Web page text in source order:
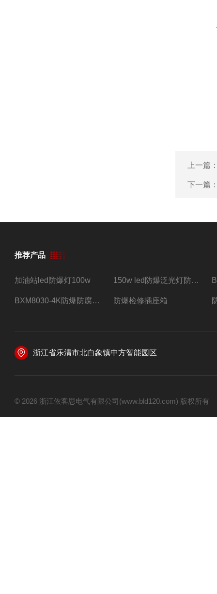
上一篇
下一篇
推荐产品
加油站led防爆灯100w 150w led防爆泛光灯防水防尘防爆三防灯
BXM8030-4K防爆防腐照明配电箱四路带总开关 防爆检修插座箱
浙江省乐清市北白象镇中方智能园区
© 2026 浙江依客思电气有限公司(www.bld120.com) 版权所有